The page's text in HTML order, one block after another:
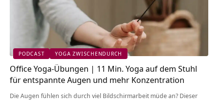
PODCAST YOGA ZWISCHENDURCH
Office Yoga-Übungen | 11 Min. Yoga auf dem Stuhl
für entspannte Augen und mehr Konzentration
Die Augen fühlen sich durch viel Bildschirmarbeit müde an? Dieser